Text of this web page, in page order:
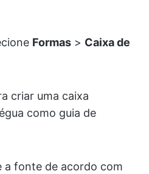
Formas > Caixa de
criar uma caixa
como guia de
a fonte de acordo com